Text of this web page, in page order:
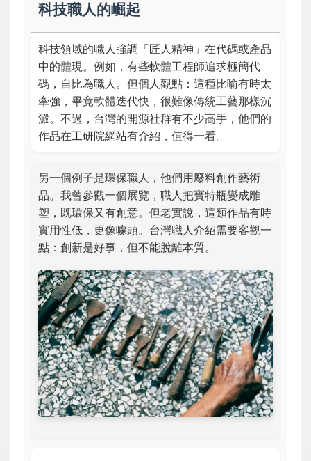
科技職人的崛起
科技領域的職人強調「匠人精神」在代碼或產品
中的體現。例如，有些軟體工程師追求極簡代
碼，自比為職人。但個人觀點：這種比喻有時太
牽強，畢竟軟體迭代快，很難像傳統工藝那樣沉
澱。不過，台灣的開源社群有不少高手，他們的
作品在工研院網站有介紹，值得一看。
另一個例子是環保職人，他們用廢料創作藝術
品。我曾參觀一個展覽，職人把寶特瓶變成雕
塑，既環保又有創意。但老實說，這類作品有時
實用性低，更像噱頭。台灣職人介紹需要客觀一
點：創新是好事，但不能脫離本質。